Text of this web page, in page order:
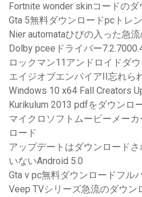
Fortnite wonder skinコードのダ
Gta 5無料ダウンロードpcトレ
Nier automataひびの入った急
Dolby pceeドライバー
ロックマン11アンドロイドダ
エイジオブエンパイアII忘れら
Windows 10 x64 Fall Creators
Kurikulum 2013 pdfをダウンロ
マイクロソフトムービーメー
ロード
アップデートはダウンロード
いないAndroid 5.0
Gta v pc無料ダウンロードフル
Veep TVシリーズ急流のダウン